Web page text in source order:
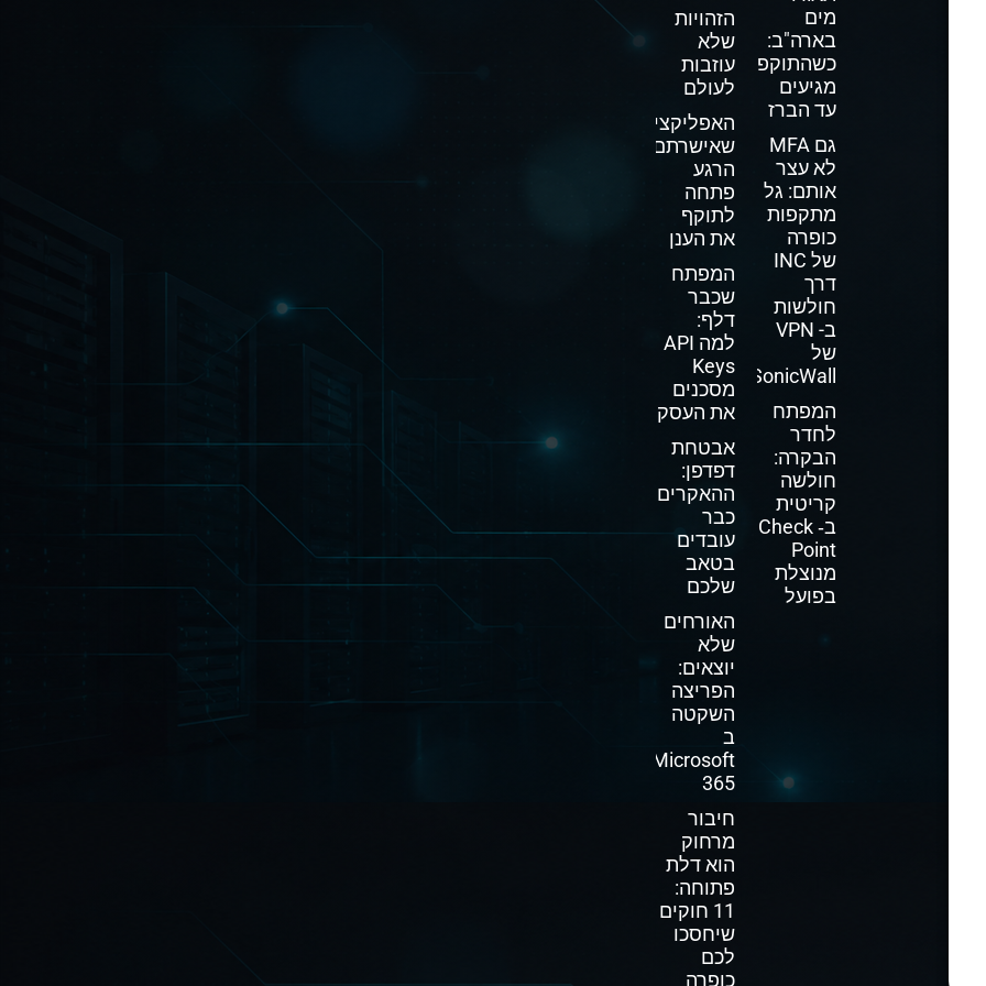
מים
בארה"ב:
כשהתוקפים
מגיעים
עד הברז
גם MFA
לא עצר
אותם: גל
מתקפות
כופרה
של INC
דרך
חולשות
ב- VPN
של
SonicWall
המפתח
לחדר
הבקרה:
חולשה
קריטית
ב‑ Check
Point
מנוצלת
בפועל
הזהויות
שלא
עוזבות
לעולם
האפליקציה
שאישרתם
הרגע
פתחה
לתוקף
את הענן
המפתח
שכבר
דלף:
למה API
Keys
מסכנים
את העסק
אבטחת
דפדפן:
ההאקרים
כבר
עובדים
בטאב
שלכם
האורחים
שלא
יוצאים:
הפריצה
השקטה
ב
Microsoft
365
חיבור
מרחוק
הוא דלת
פתוחה:
11 חוקים
שיחסכו
לכם
כופרה